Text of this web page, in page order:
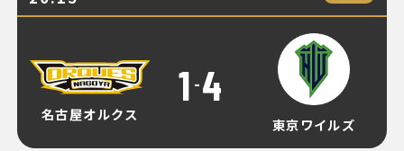
名古屋オルクス
1 - 4
東京ワイルズ